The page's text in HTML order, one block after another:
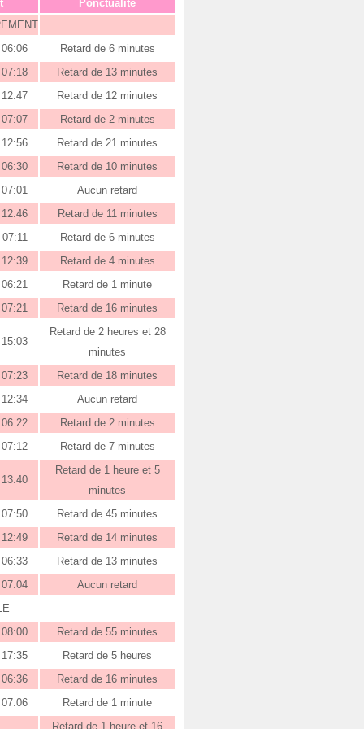
Ponctualité
Retard de 6 minutes
Retard de 13 minutes
Retard de 12 minutes
Retard de 2 minutes
Retard de 21 minutes
Retard de 10 minutes
Aucun retard
Retard de 11 minutes
Retard de 6 minutes
Retard de 4 minutes
Retard de 1 minute
Retard de 16 minutes
Retard de 2 heures et 28
minutes
Retard de 18 minutes
Aucun retard
Retard de 2 minutes
Retard de 7 minutes
Retard de 1 heure et 5
minutes
Retard de 45 minutes
Retard de 14 minutes
Retard de 13 minutes
Aucun retard
Retard de 55 minutes
Retard de 5 heures
Retard de 16 minutes
Retard de 1 minute
Retard de 1 heure et 16